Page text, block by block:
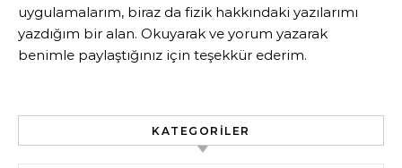
uygulamalarım, biraz da fizik hakkındaki yazılarımı
yazdığım bir alan. Okuyarak ve yorum yazarak
benimle paylaştığınız için teşekkür ederim.
KATEGORILER